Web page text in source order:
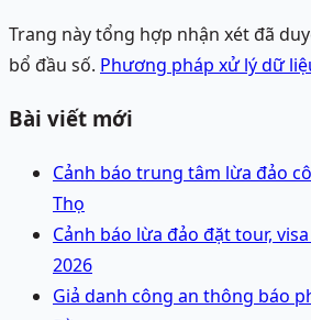
Trang này tổng hợp nhận xét đã
bổ đầu số. Phương pháp xử lý dữ
Bài viết mới
Cảnh báo trung tâm lừa đảo
Thọ
Cảnh báo lừa đảo đặt tour,
2026
Giả danh công an thông báo